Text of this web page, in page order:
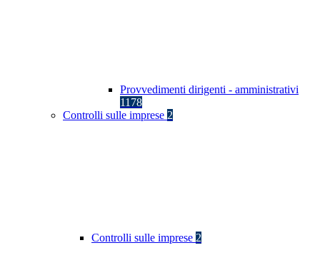
Provvedimenti dirigenti - amministrativi
1178
Controlli sulle imprese 2
Controlli sulle imprese 2